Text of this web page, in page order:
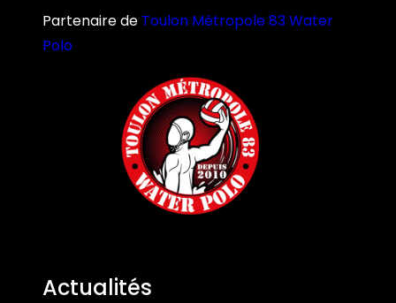
Partenaire de Toulon Métropole 83 Water
Polo
Actualités